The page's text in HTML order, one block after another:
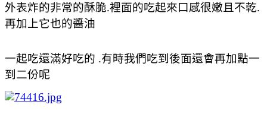
外表炸的非常的酥脆.裡面的吃起來口感很嫩且不乾.
再加上它也的醬油
一起吃還滿好吃的 .有時我們吃到後面還會再加點一
到二份呢